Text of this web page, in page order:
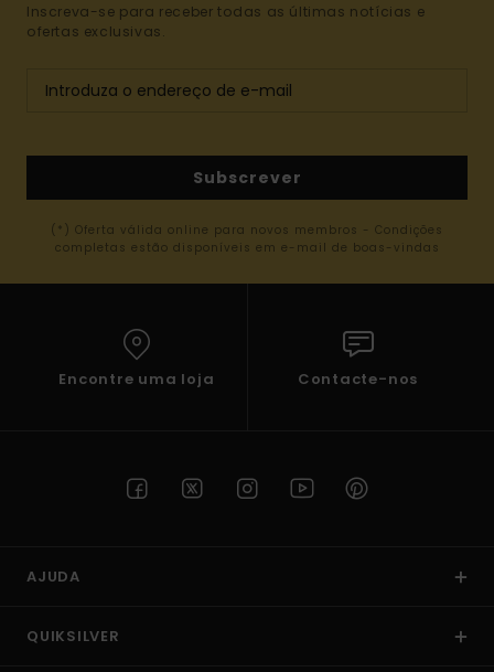
Inscreva-se para receber todas as últimas notícias e
ofertas exclusivas.
Subscrever
(*) Oferta válida online para novos membros - Condições
completas estão disponíveis em e-mail de boas-vindas
Encontre uma loja Contacte-nos
AJUDA
QUIKSILVER